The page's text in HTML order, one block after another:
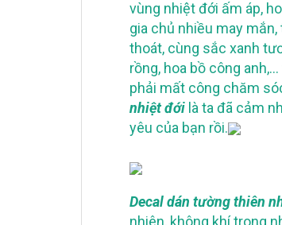
vùng nhiệt đới ấm áp,
gia chủ nhiều may
thoát, cùng sắc xanh
rồng, hoa bồ công
phải mất công chăm
nhiệt đới là ta đã cảm
yêu của bạn rồi.
Decal dán tường thiên
nhiên, không khí trong